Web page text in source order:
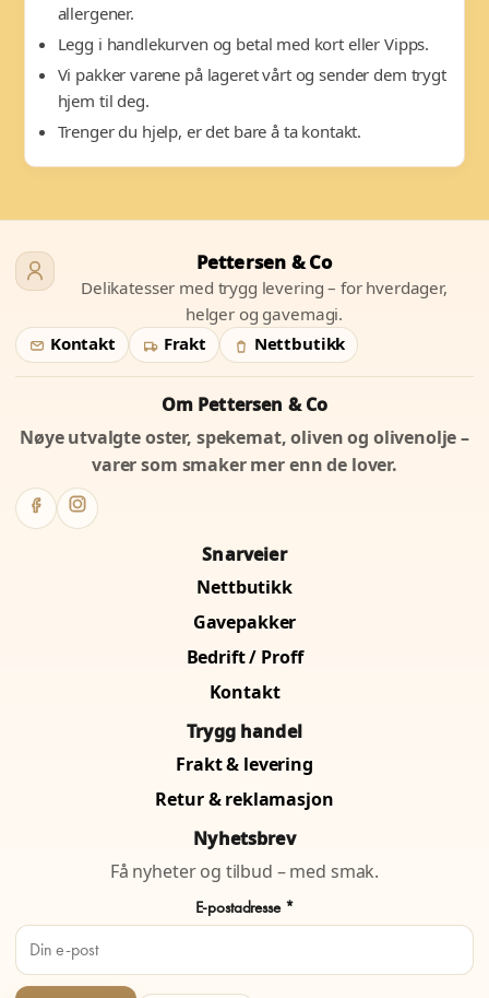
allergener.
Legg i handlekurven og betal med kort eller Vipps.
Vi pakker varene på lageret vårt og sender dem trygt
hjem til deg.
Trenger du hjelp, er det bare å ta kontakt.
Pettersen & Co
Delikatesser med trygg levering – for hverdager,
helger og gavemagi.
Kontakt
Frakt Nettbutikk
Om Pettersen & Co
Nøye utvalgte oster, spekemat, oliven og olivenolje –
varer som smaker mer enn de lover.
Snarveier
Nettbutikk
Gavepakker
Bedrift / Proff
Kontakt
Trygg handel
Frakt & levering
Retur & reklamasjon
Nyhetsbrev
Få nyheter og tilbud – med smak.
E-postadresse *